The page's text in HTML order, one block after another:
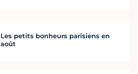
Les petits bonheurs parisiens en
août